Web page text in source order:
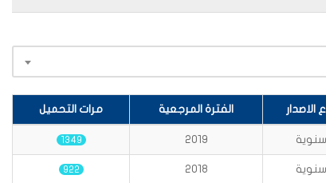
الاصدار الفترة المرجعية مرات التحميل
سنوية 2019
1349
سنوية 2018
922